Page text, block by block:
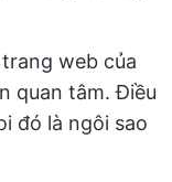
web của
quan tâm. Điều
đó là ngôi sao